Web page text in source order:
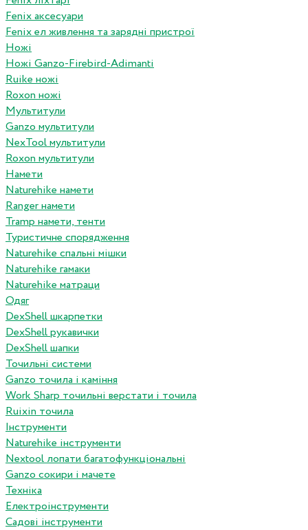
Fenix аксесуари
Fenix ел живлення та зарядні пристрої
Ножі
Ножі Ganzo-Firebird-Adimanti
Ruike ножі
Roxon ножi
Мультитули
Ganzo мультитули
NexTool мультитули
Roxon мультитули
Намети
Naturehike намети
Ranger намети
Tramp намети, тенти
Туристичне спорядження
Naturehike спальні мішки
Naturehike гамаки
Naturehike матраци
Одяг
DexShell шкарпетки
DexShell рукавички
DexShell шапки
Точильні системи
Ganzo точила і каміння
Work Sharp точильні верстати і точила
Ruixin точила
Інструменти
Naturehike інструменти
Nextool лопати багатофункціональні
Ganzo сокири і мачете
Техніка
Електроінструменти
Садові інструменти